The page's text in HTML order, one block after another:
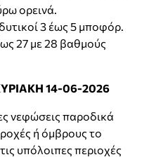
ορεινά.
3 έως 5 μποφόρ.
27 με 28 βαθμούς
14-06-2026
νεφώσεις παροδικά
ή όμβρους το
υπόλοιπες περιοχές